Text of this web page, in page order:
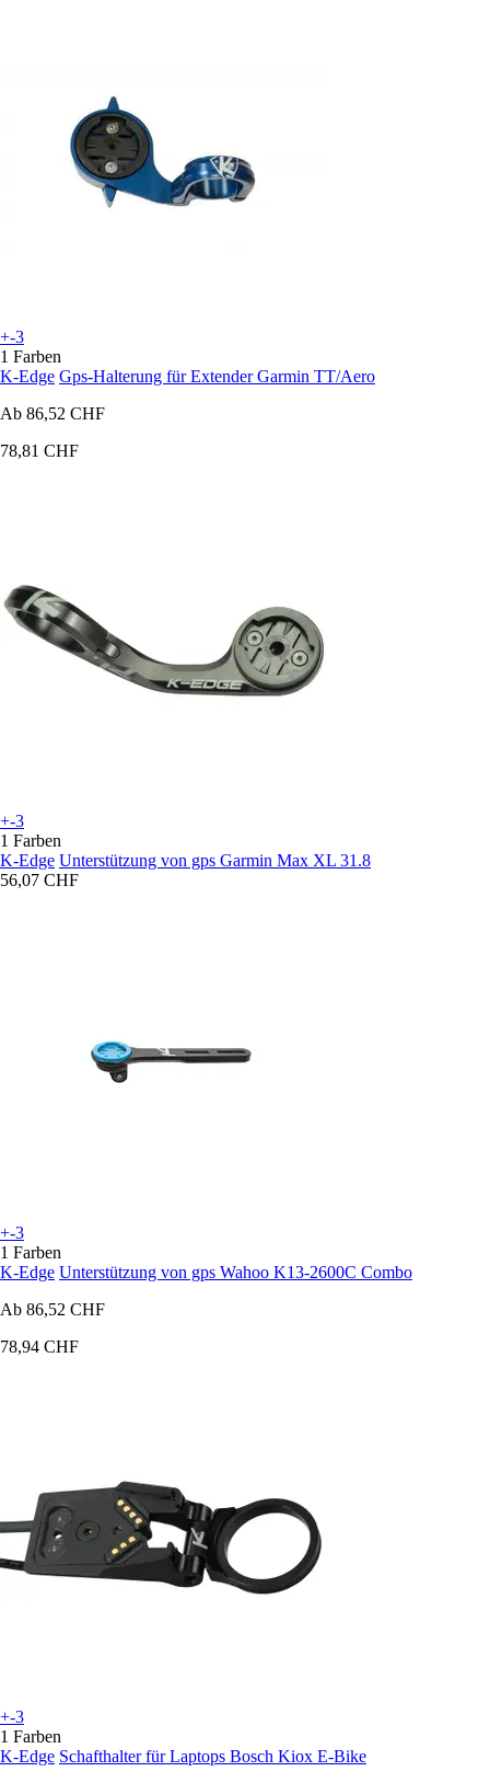
+-3
1 Farben
K-Edge Gps-Halterung für Extender Garmin TT/Aero
Ab 86,52 CHF
78,81 CHF
+-3
1 Farben
K-Edge Unterstützung von gps Garmin Max XL 31.8
56,07 CHF
+-3
1 Farben
K-Edge Unterstützung von gps Wahoo K13-2600C Combo
Ab 86,52 CHF
78,94 CHF
+-3
1 Farben
K-Edge Schafthalter für Laptops Bosch Kiox E-Bike